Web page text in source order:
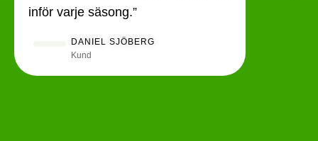
inför varje säsong.”
DANIEL SJÖBERG
Kund